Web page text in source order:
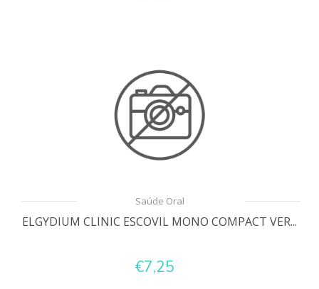
Saúde Oral
ELGYDIUM CLINIC ESCOVIL MONO COMPACT VER...
€7,25